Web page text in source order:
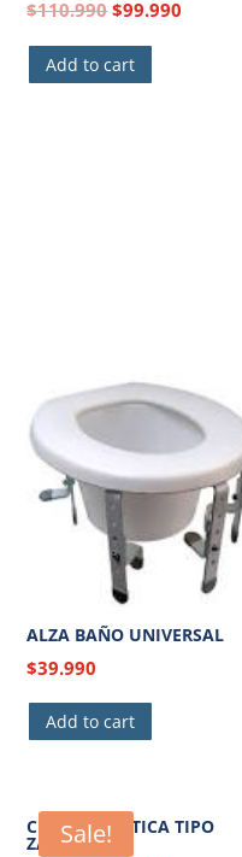
$110.990 $99.990
Add to cart
ALZA BAÑO UNIVERSAL
$39.990
Add to cart
Sale!
CHATA PLASTICA TIPO
ZAPATO